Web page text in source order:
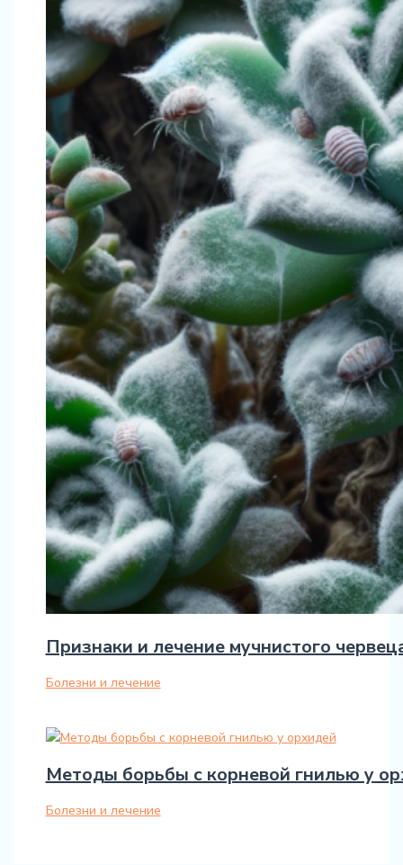
Признаки и лечение мучнистого
Болезни и лечение
Методы борьбы с корневой гнилью у
Болезни и лечение